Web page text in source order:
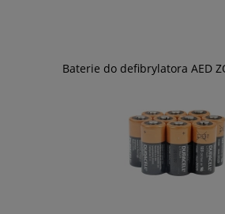
Baterie do defibrylatora AED